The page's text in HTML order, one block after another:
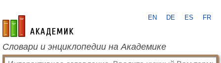
academic.ru
EN DE ES FR
Словари и энциклопедии на Академике